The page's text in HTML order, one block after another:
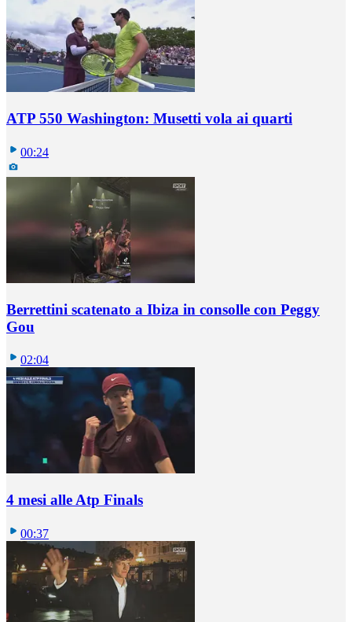
ATP 550 Washington: Musetti vola ai quarti
00:24
Berrettini scatenato a Ibiza in consolle con Peggy
Gou
02:04
4 mesi alle Atp Finals
00:37